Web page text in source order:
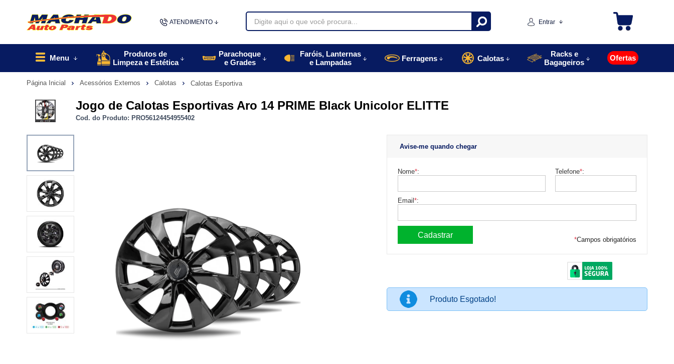
ATENDIMENTO
48996770085
Entrar
Menu
Produtos de
Limpeza e Estética
Parachoque
e Grades
Faróis, Lanternas
e Lampadas
Ferragens Calotas
Racks e
Bagageiros
Ofertas
Página Inicial Acessórios Externos Calotas Calotas Esportiva
Jogo de Calotas Esportivas Aro 14 PRIME Black Unicolor ELITTE
Cod. do Produto: PRO56124454955402
Avise-me quando chegar
Nome*: Telefone*:
Email *:
*Campos obrigatórios
Produto Esgotado!